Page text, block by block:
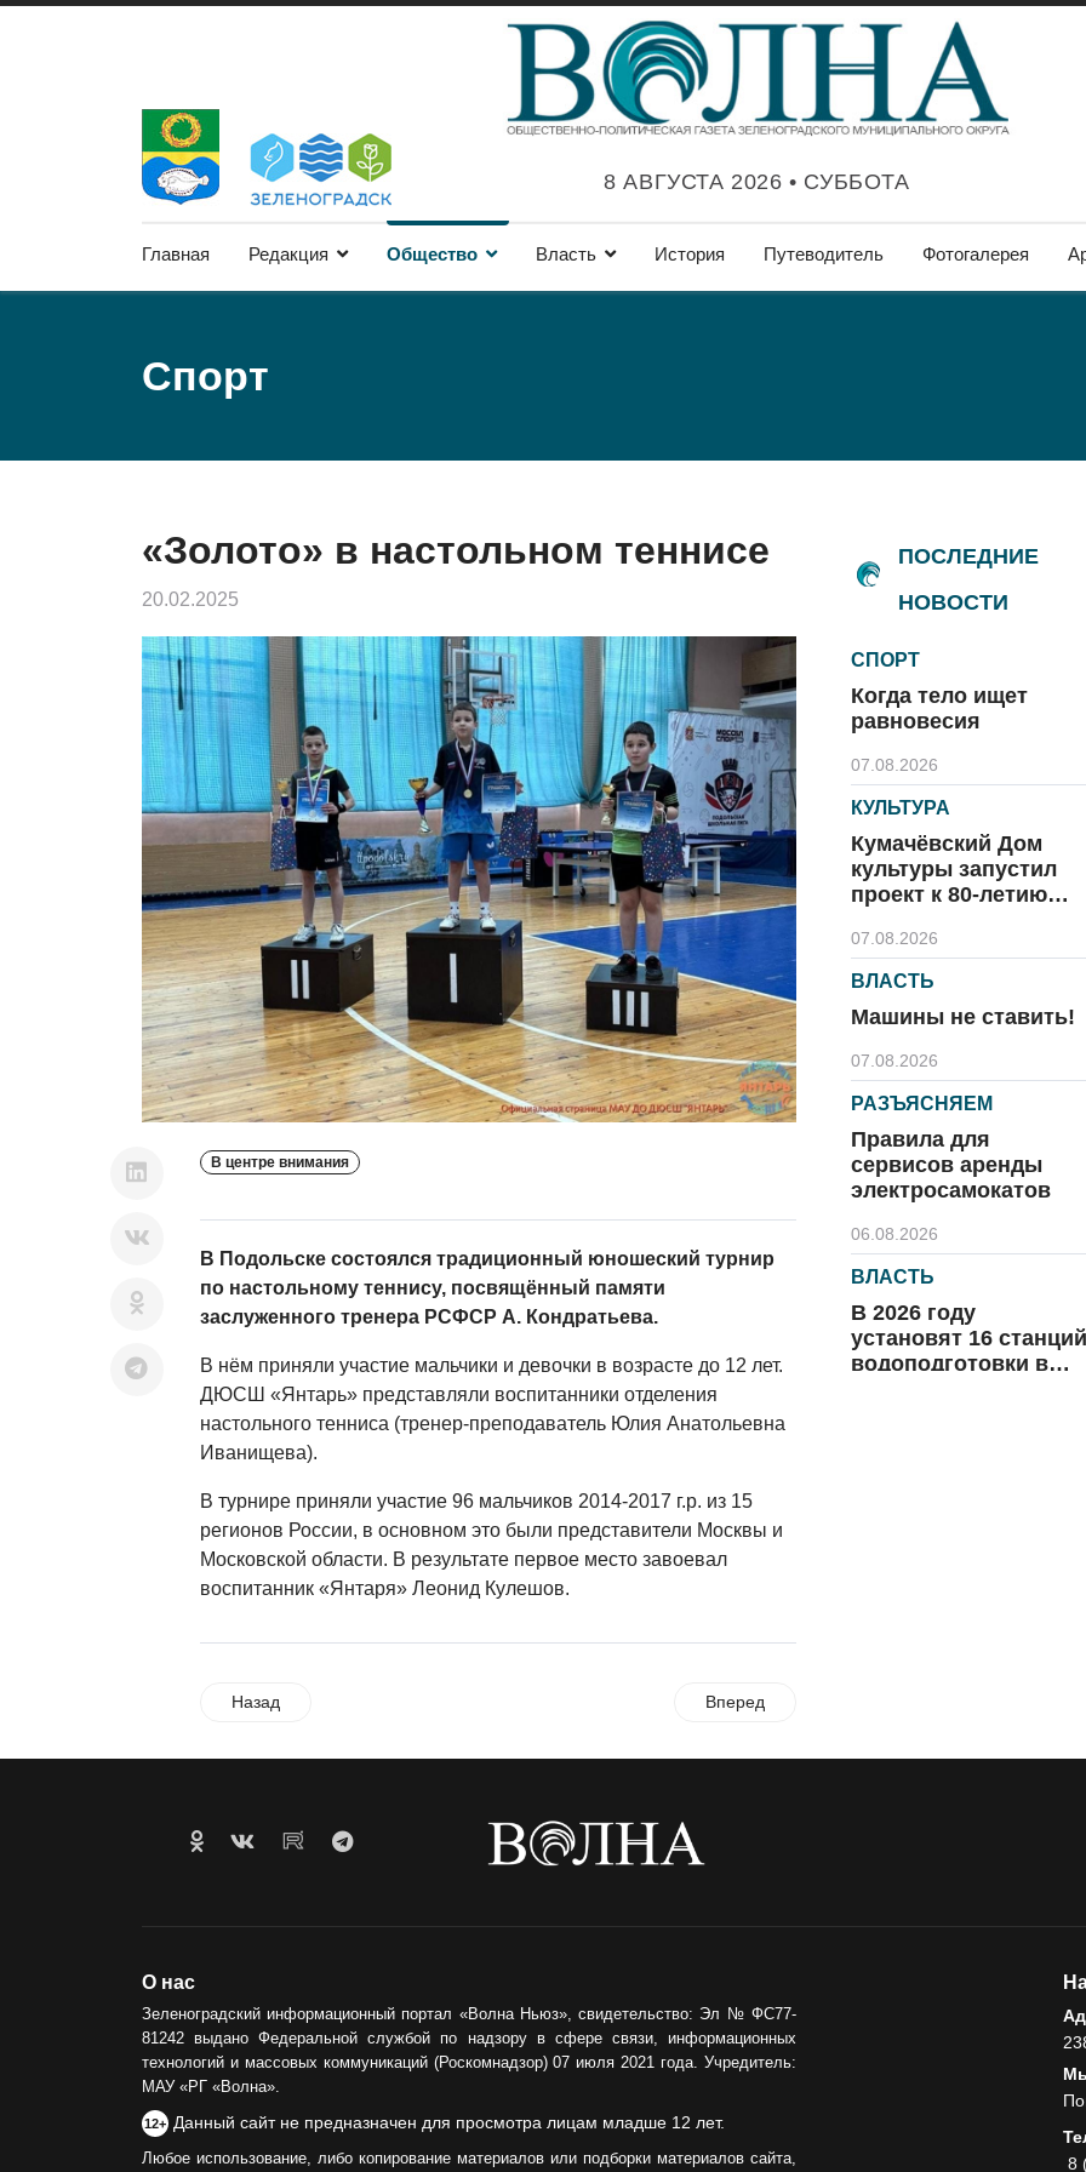
8 АВГУСТА 2026 • СУББОТА
Главная Редакция Общество Власть История Путеводитель Фотогалерея
Спорт
«Золото» в настольном теннисе
20.02.2025
В центре внимания
В Подольске состоялся традиционный юношеский турнир
по настольному теннису, посвящённый памяти
заслуженного тренера РСФСР А. Кондратьева.
В нём приняли участие мальчики и девочки в возрасте до 12 лет.
ДЮСШ «Янтарь» представляли воспитанники отделения
настольного тенниса (тренер-преподаватель Юлия Анатольевна
Иванищева).
В турнире приняли участие 96 мальчиков 2014-2017 г.р. из 15
регионов России, в основном это были представители Москвы и
Московской области. В результате первое место завоевал
воспитанник «Янтаря» Леонид Кулешов.
Назад Вперед
ПОСЛЕДНИЕ
НОВОСТИ
СПОРТ
Когда тело ищет
равновесия
07.08.2026
КУЛЬТУРА
Кумачёвский Дом
культуры запустил
проект к 80-летию
07.08.2026
ВЛАСТЬ
Машины не ставить!
07.08.2026
РАЗЪЯСНЯЕМ
Правила для
сервисов аренды
электросамокатов
06.08.2026
ВЛАСТЬ
В 2026 году
установят 16 станций
водоподготовки в
О нас
Зеленоградский информационный портал «Волна Ньюз», свидетельство: Эл № ФС77-
81242 выдано Федеральной службой по надзору в сфере связи, информационных
технологий и массовых коммуникаций (Роскомнадзор) 07 июля 2021 года. Учредитель:
МАУ «РГ «Волна».
12+ Данный сайт не предназначен для просмотра лицам младше 12 лет.
Любое использование, либо копирование материалов или подборки материалов сайта,
8